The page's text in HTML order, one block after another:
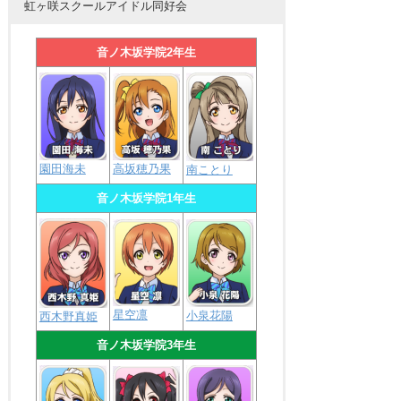
虹ヶ咲スクールアイドル同好会
音ノ木坂学院2年生
園田海未 高坂穂乃果 南ことり
音ノ木坂学院1年生
西木野真姫 星空凛 小泉花陽
音ノ木坂学院3年生